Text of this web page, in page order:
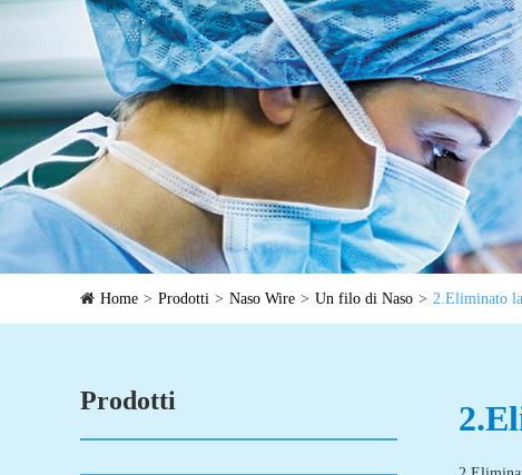
Home Prodotti Naso Wire Un filo di Naso 2.Eliminato
Prodotti